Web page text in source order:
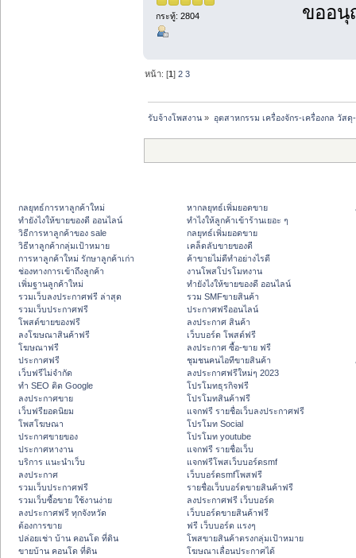
กระทู้: 2804 ขออนุ
หน้า: [1]2 3
รับจ้างโพสงาน » อุตสาหกรรม เครื่องจักร-เครื่องกล วัส
กลยุทธ์การหาลูกค้าใหม่
ทํายังไงให้ขายของดี ออนไลน์
วิธีการหาลูกค้าของ sale
วิธีหาลูกค้ากลุ่มเป้าหมาย
การหาลูกค้าใหม่ รักษาลูกค้าเก่า
ช่องทางการเข้าถึงลูกค้า
เพิ่มฐานลูกค้าใหม่
รวมเว็บลงประกาศฟรี ล่าสุด
รวมเว็บประกาศฟรี
โพสต์ขายของฟรี
ลงโฆษณาสินค้าฟรี
โฆษณาฟรี
ประกาศฟรี
เว็บฟรีไม่จำกัด
ทำ SEO ติด Google
ลงประกาศขาย
เว็บฟรียอดนิยม
โพสโฆษณา
ประกาศขายของ
ประกาศหางาน
บริการ แนะนำเว็บ
ลงประกาศ
รวมเว็บประกาศฟรี
รวมเว็บซื้อขาย ใช้งานง่าย
ลงประกาศฟรี ทุกจังหวัด
ต้องการขาย
ปล่อยเช่า บ้าน คอนโด ที่ดิน
ขายบ้าน คอนโด ที่ดิน
หากลยุทธ์เพิ่มยอดขาย
ทําไงให้ลูกค้าเข้าร้านเยอะ ๆ
กลยุทธ์เพิ่มยอดขาย
เคล็ดลับขายของดี
ค้าขายไม่ดีทำอย่างไรดี
งานโพสโปรโมทงาน
ทํายังไงให้ขายของดี ออนไลน์
รวม SMFขายสินค้า
ประกาศฟรีออนไลน์
ลงประกาศ สินค้า
เว็บบอร์ด โพสต์ฟรี
ลงประกาศ ซื้อ-ขาย ฟรี
ชุมชนคนไอทีขายสินค้า
ลงประกาศฟรีใหม่ๆ 2023
โปรโมทธุรกิจฟรี
โปรโมทสินค้าฟรี
แจกฟรี รายชื่อเว็บลงประกาศฟรี
โปรโมท Social
โปรโมท youtube
แจกฟรี รายชื่อเว็บ
แจกฟรีโพสเว็บบอร์ดsmf
เว็บบอร์ดsmfโพสฟรี
รายชื่อเว็บบอร์ดขายสินค้าฟรี
ลงประกาศฟรี เว็บบอร์ด
เว็บบอร์ดขายสินค้าฟรี
ฟรี เว็บบอร์ด แรงๆ
โพสขายสินค้าตรงกลุ่มเป้าหมาย
โฆษณาเลื่อนประกาศได้